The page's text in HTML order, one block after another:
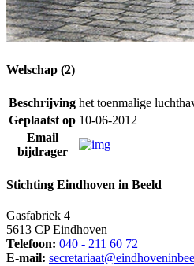
Welschap (2)
Beschrijving het toenmalige
Geplaatst op 10-06-2012
Email
bijdrager
Stichting Eindhoven in Beeld
Gasfabriek 4
5613 CP Eindhoven
Telefoon: 040 - 211 60 72
E-mail: